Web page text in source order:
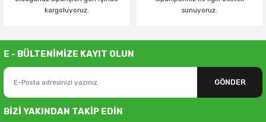
kargoluyoruz.
sunuyoruz.
E - BÜLTENİMİZE KAYIT OLUN
GÖNDER
BİZİ YAKINDAN TAKİP EDİN